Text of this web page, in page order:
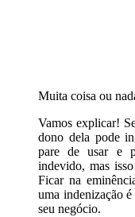
Muita coisa ou
Vamos explicar!
dono dela pode
pare de usar e
indevido, mas
Ficar na
uma indenização
seu negócio.